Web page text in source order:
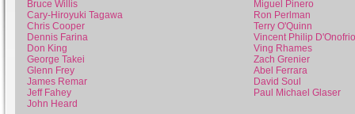
Bruce Willis
Cary-Hiroyuki Tagawa
Chris Cooper
Dennis Farina
Don King
George Takei
Glenn Frey
James Remar
Jeff Fahey
John Heard
Miguel Pinero
Ron Perlman
Terry O'Quinn
Vincent Philip D'Onofrio
Ving Rhames
Zach Grenier
Abel Ferrara
David Soul
Paul Michael Glaser